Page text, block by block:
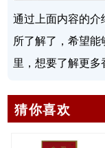
通过上面内容的
所了解了，希望
里，想要了解更多
猜你喜欢